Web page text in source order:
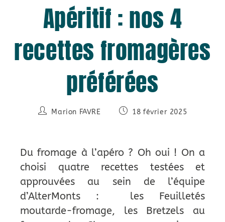
Apéritif : nos 4
recettes fromagères
préférées
Marion FAVRE 18 février 2025
Du fromage à l’apéro ? Oh oui ! On a
choisi quatre recettes testées et
approuvées au sein de l’équipe
d’AlterMonts : les Feuilletés
moutarde-fromage, les Bretzels au